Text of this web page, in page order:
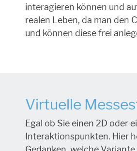
interagieren können und
realen Leben, da man den
und können diese frei
Virtuelle
Egal ob Sie einen 2D oder
Interaktionspunkten. Hier